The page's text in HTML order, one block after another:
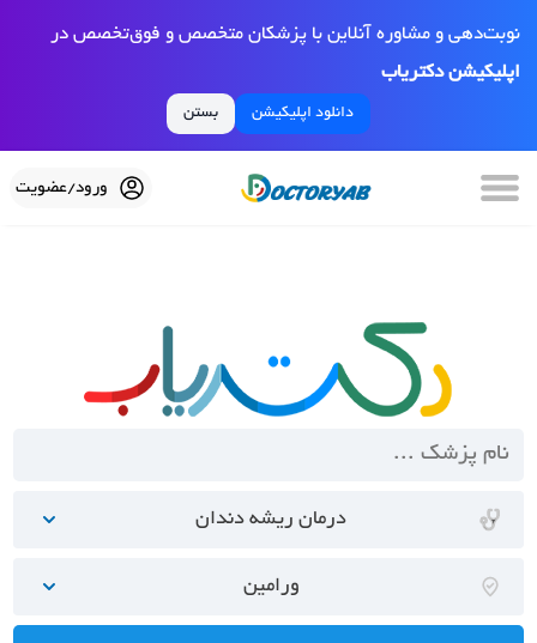
نوبت‌دهی و مشاوره آنلاین با پزشکان متخصص و فوق‌تخصص در
اپلیکیشن دکتریاب
دانلود اپلیکیشن بستن
ورود/عضویت
درمان ریشه دندان
ورامین